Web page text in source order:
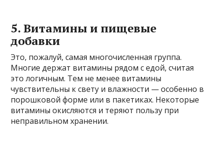
5. Витамины и пищевые
добавки
Это, пожалуй, самая многочисленная группа.
Многие держат витамины рядом с едой, считая
это логичным. Тем не менее витамины
чувствительны к свету и влажности — особенно в
порошковой форме или в пакетиках. Некоторые
витамины окисляются и теряют пользу при
неправильном хранении.